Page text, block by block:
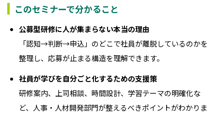
このセミナーで分かること
公募型研修に人が集まらない本当の理由
「認知→判断→申込」のどこで社員が離脱しているのかを
整理し、応募が止まる構造を理解できます。
社員が学びを自分ごと化するための支援策
研修案内、上司相談、時間設計、学習テーマの明確化な
ど、人事・人材開発部門が整えるべきポイントがわかりま